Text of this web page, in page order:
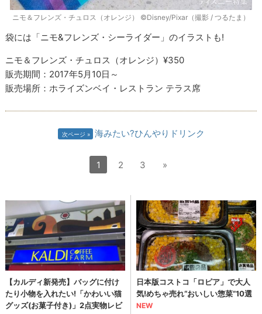
ニモ＆フレンズ・チュロス（オレンジ） ©Disney/Pixar（撮影 / つるたま）
袋には「ニモ&フレンズ・シーライダー」のイラストも!
ニモ＆フレンズ・チュロス（オレンジ）¥350
販売期間：2017年5月10日～
販売場所：ホライズンベイ・レストラン テラス席
次ページ 海みたい?ひんやりドリンク
1 2 3 »